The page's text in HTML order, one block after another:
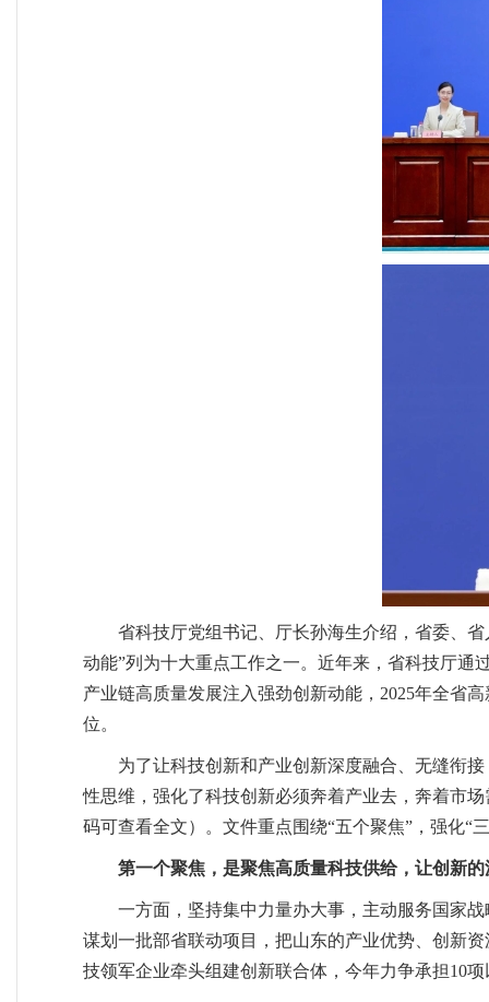
省科技厅党组书记、厅长孙海生介绍，省委、
动能”列为十大重点工作之一。近年来，省科技厅通
产业链高质量发展注入强劲创新动能，2025年全省
位。
为了让科技创新和产业创新深度融合、无缝衔
性思维，强化了科技创新必须奔着产业去，奔着市
码可查看全文）。文件重点围绕“五个聚焦”，强化“
第一个聚焦，是聚焦高质量科技供给，让创新
一方面，坚持集中力量办大事，主动服务国家
谋划一批部省联动项目，把山东的产业优势、创新
技领军企业牵头组建创新联合体，今年力争承担10